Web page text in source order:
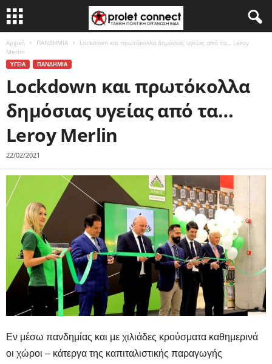
Αρχική ΠΑΝΔΗΜΙΑ
Lockdown και πρωτόκολλα δημόσιας υγείας από τα… Leroy
Merlin
ΥΓΕΙΑ ΠΑΝΔΗΜΙΑ
Lockdown και πρωτόκολλα
δημόσιας υγείας από τα…
Leroy Merlin
22/02/2021
Εν μέσω πανδημίας και με χιλιάδες κρούσματα καθημερινά
οι χώροι – κάτεργα της καπιταλιστικής παραγωγής